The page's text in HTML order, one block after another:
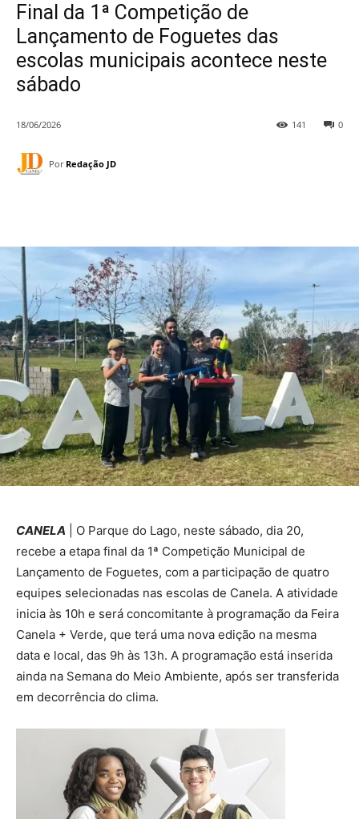
Final da 1ª Competição de
Lançamento de Foguetes das
escolas municipais acontece neste
sábado
18/06/2026 0
141
Por Redação JD
CANELA | O Parque do Lago, neste sábado, dia 20,
recebe a etapa final da 1ª Competição Municipal de
Lançamento de Foguetes, com a participação de quatro
equipes selecionadas nas escolas de Canela. A atividade
inicia às 10h e será concomitante à programação da Feira
Canela + Verde, que terá uma nova edição na mesma
data e local, das 9h às 13h. A programação está inserida
ainda na Semana do Meio Ambiente, após ser transferida
em decorrência do clima.